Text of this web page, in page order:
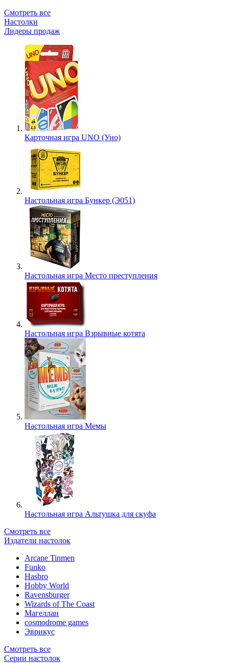
Смотреть все
Настолки
Лидеры продаж
Карточная игра UNO (Уно)
Настольная игра Бункер (Э051)
Настольная игра Место преступления
Настольная игра Взрывные котята
Настольная игра Мемы
Настольная игра Альтушка для скуфа
Смотреть все
Издатели настолок
Arcane Tinmen
Funko
Hasbro
Hobby World
Ravensburger
Wizards of The Coast
Магеллан
сosmodrome games
Эврикус
Смотреть все
Серии настолок